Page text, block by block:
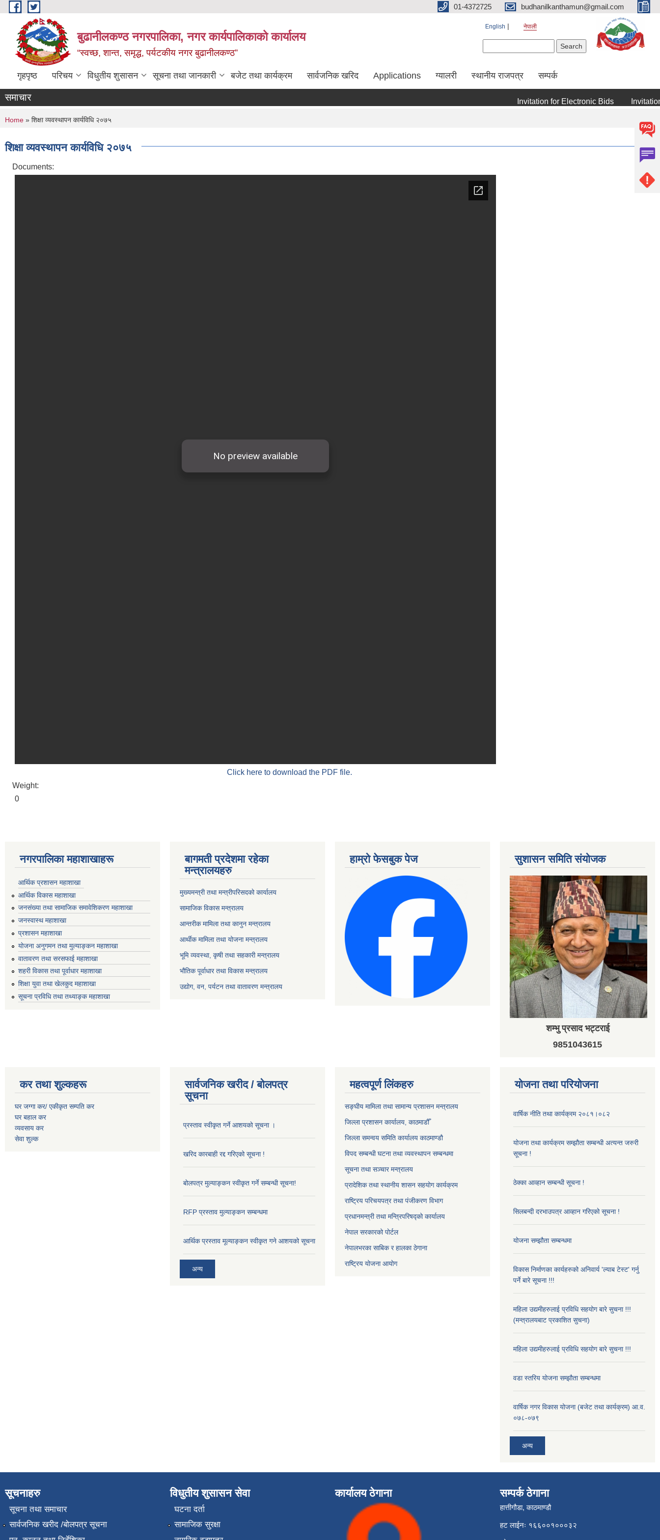
Skip to main content 01-4372725 budhanilkanthamun@gmail.com
बुढानीलकण्ठ नगरपालिका, नगर कार्यपालिकाको कार्यालय
“स्वच्छ, शान्त, समृद्ध, पर्यटकीय नगर बुढानीलकण्ठ”
English नेपाली
गृहपृष्ठ परिचय विधुतीय शुसासन सूचना तथा जानकारी बजेट तथा कार्यक्रम सार्वजनिक खरिद Applications ग्यालरी स्थानीय राजपत्र सम्पर्क
समाचार Invitation for Electronic Bids Invitation
You are here
Home » शिक्षा व्यवस्थापन कार्यविधि २०७५
शिक्षा व्यवस्थापन कार्यविधि २०७५
Documents:
Click here to download the PDF file.
Weight:
0
नगरपालिका महाशाखाहरू
आर्थिक प्रशासन महाशाखा
आर्थिक विकास महाशाखा
जनसंख्या तथा सामाजिक समावेशिकरण महाशाखा
जनस्वास्थ महाशाखा
प्रशासन महाशाखा
योजना अनुगमन तथा मुल्याङ्कन महाशाखा
वातावरण तथा सरसफाई महाशाखा
शहरी विकास तथा पूर्वाधार महाशाखा
शिक्षा युवा तथा खेलकुद महाशाखा
सूचना प्रविधि तथा तथ्याङ्क महाशाखा
बागमती प्रदेशमा रहेका
मन्त्रालयहरु
मुख्यमन्त्री तथा मन्त्रीपरिसदको कार्यालय
सामाजिक विकास मन्त्रालय
आन्तरीक मामिला तथा कानुन मन्त्रालय
आर्थीक मामिला तथा योजना मन्त्रालय
भूमि व्यवस्था, कृषी तथा सहकारी मन्त्रालय
भौतिक पूर्वाधार तथा विकास मन्त्रालय
उद्योग, वन, पर्यटन तथा वातावरण मन्त्रालय
हाम्रो फेसबुक पेज सुशासन समिति संयोजक
शम्भु प्रसाद भट्टराई
9851043615
कर तथा शुल्कहरू
घर जग्गा कर/ एकीकृत सम्पति कर
घर बहाल कर
व्यवसाय कर
सेवा शुल्क
सार्वजनिक खरीद / बोलपत्र
सूचना
प्रस्ताव स्वीकृत गर्ने आशयको सूचना ।
खरिद कारबाही रद्द गरिएको सूचना !
बोलपत्र मुल्याङ्कन स्वीकृत गर्ने सम्बन्धी सूचना!
RFP प्रस्ताव मुल्याङ्कन सम्बन्धमा
आर्थिक प्रस्ताव मूल्याङ्कन स्वीकृत गने आशयको सूचना
अन्य
महत्वपूर्ण लिंकहरु
सङ्‍घीय मामिला तथा सामान्य प्रशासन मन्त्रालय
जिल्ला प्रशासन कार्यालय, काठमाडौँ
जिल्ला समन्वय समिति कार्यालय काठमाण्ड‌ौ
विपद सम्बन्धी घटना तथा व्यवस्थापन सम्बन्धमा
सूचना तथा सञ्चार मन्त्रालय
प्रादेशिक तथा स्थानीय शासन सहयोग कार्यक्रम
राष्ट्रिय परिचयपत्र तथा पंजीकरण विभाग
प्रधानमन्त्री तथा मन्त्रिपरिषद्को कार्यालय
नेपाल सरकारको पोर्टल
नेपालभरका साबिक र हालका ठेगाना
राष्ट्रिय योजना आयोग
योजना तथा परियोजना
वार्षिक नीति तथा कार्यक्रम २०८१।०८२
योजना तथा कार्यक्रम सम्झौता सम्बन्धी अत्यन्त जरुरी
सूचना !
ठेक्का आव्हान सम्बन्धी सूचना !
सिलबन्दी दरभाउपत्र आव्हान गरिएको सूचना !
योजना सम्झौता सम्बन्धमा
विकास निर्माणका कार्यहरुको अनिवार्य 'ल्याब टेस्ट' गर्नु
पर्ने बारे सूचना !!!
महिला उद्यमीहरुलाई प्रविधि सहयोग बारे सुचना !!!
(मन्त्रालयबाट प्रकाशित सुचना)
महिला उद्यमीहरुलाई प्रविधि सहयोग बारे सुचना !!!
वडा स्तरिय योजना सम्झौता सम्बन्धमा
वार्षिक नगर विकास योजना (बजेट तथा कार्यक्रम) आ.व.
०७८-०७९
अन्य
सूचनाहरु
सूचना तथा समाचार
सार्वजनिक खरीद /बोलपत्र सूचना
विधुतीय शुसासन सेवा
घटना दर्ता
सामाजिक सुरक्षा
कार्यालय ठेगाना सम्पर्क ठेगाना
हात्तीगौडा, काठमाण्डौ
हट लाईनः १६६००१०००३२